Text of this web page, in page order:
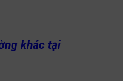
khác tại